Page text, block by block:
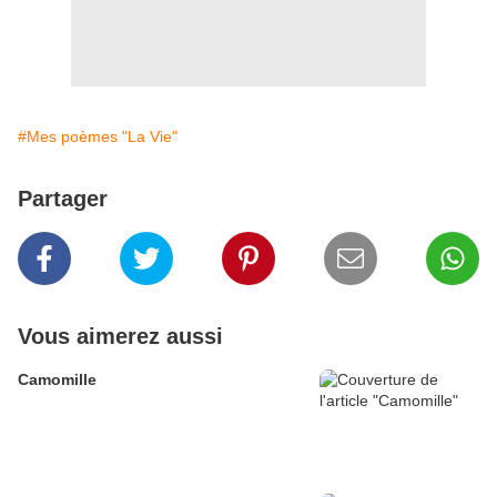
#Mes poèmes "La Vie"
Partager
Vous aimerez aussi
Camomille